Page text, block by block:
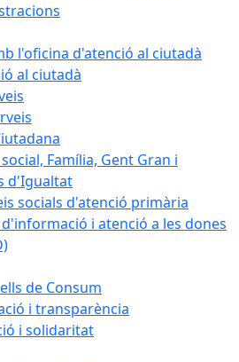
l'oficina d'atenció al ciutadà
al ciutadà
Família, Gent Gran i
d'Igualtat
socials d'atenció primària
i atenció a les dones
de Consum
i transparència
i solidaritat